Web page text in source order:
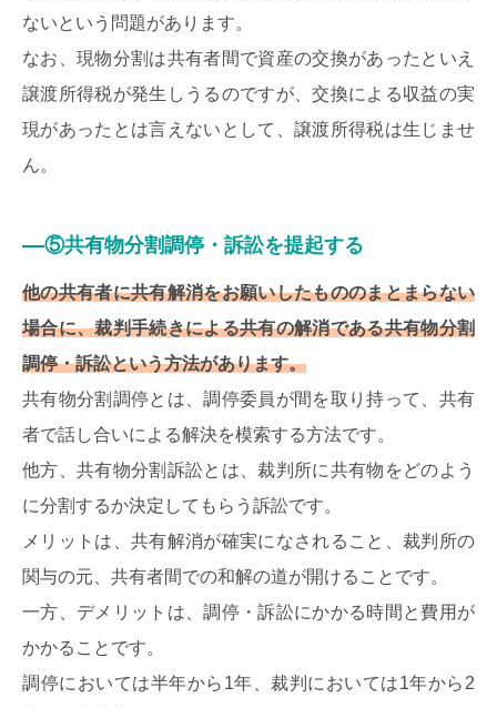
ないという問題があります。
なお、現物分割は共有者間で資産の交換があったといえ
譲渡所得税が発生しうるのですが、交換による収益の実
現があったとは言えないとして、譲渡所得税は生じませ
ん。
⑤共有物分割調停・訴訟を提起する
他の共有者に共有解消をお願いしたもののまとまらない
場合に、裁判手続きによる共有の解消である共有物分割
調停・訴訟という方法があります。
共有物分割調停とは、調停委員が間を取り持って、共有
者で話し合いによる解決を模索する方法です。
他方、共有物分割訴訟とは、裁判所に共有物をどのよう
に分割するか決定してもらう訴訟です。
メリットは、共有解消が確実になされること、裁判所の
関与の元、共有者間での和解の道が開けることです。
一方、デメリットは、調停・訴訟にかかる時間と費用が
かかることです。
調停においては半年から1年、裁判においては1年から2